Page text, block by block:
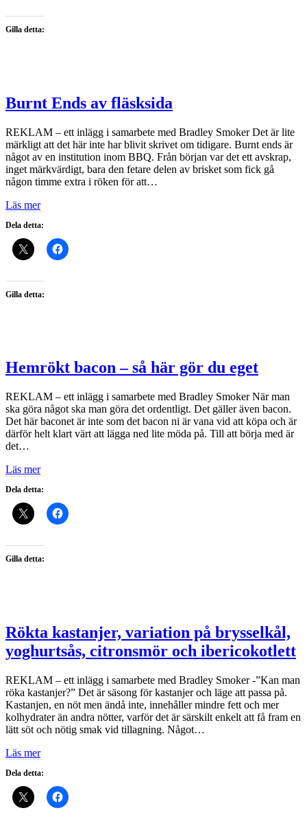
Gilla detta:
Burnt Ends av fläsksida
REKLAM – ett inlägg i samarbete med Bradley Smoker Det är lite
märkligt att det här inte har blivit skrivet om tidigare. Burnt ends är
något av en institution inom BBQ. Från början var det ett avskrap,
inget märkvärdigt, bara den fetare delen av brisket som fick gå
någon timme extra i röken för att…
Läs mer
Dela detta:
Gilla detta:
Hemrökt bacon – så här gör du eget
REKLAM – ett inlägg i samarbete med Bradley Smoker När man
ska göra något ska man göra det ordentligt. Det gäller även bacon.
Det här baconet är inte som det bacon ni är vana vid att köpa och är
därför helt klart värt att lägga ned lite möda på. Till att börja med är
det…
Läs mer
Dela detta:
Gilla detta:
Rökta kastanjer, variation på brysselkål,
yoghurtsås, citronsmör och ibericokotlett
REKLAM – ett inlägg i samarbete med Bradley Smoker -”Kan man
röka kastanjer?” Det är säsong för kastanjer och läge att passa på.
Kastanjen, en nöt men ändå inte, innehåller mindre fett och mer
kolhydrater än andra nötter, varför det är särskilt enkelt att få fram en
lätt söt och nötig smak vid tillagning. Något…
Läs mer
Dela detta: